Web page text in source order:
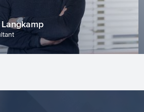
Langkamp